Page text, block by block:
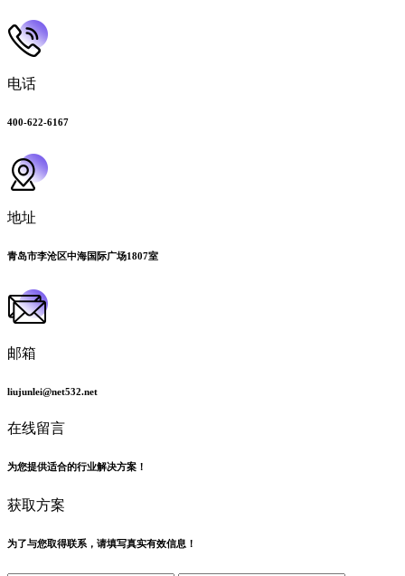
电话
400-622-6167
地址
青岛市李沧区中海国际广场1807室
邮箱
liujunlei@net532.net
在线留言
为您提供适合的行业解决方案！
获取方案
为了与您取得联系，请填写真实有效信息！